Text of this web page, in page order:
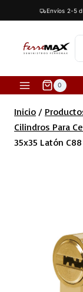
al
contenido
Envíos 2-5
0
Inicio /
Cilindros Para
35x35 Latón